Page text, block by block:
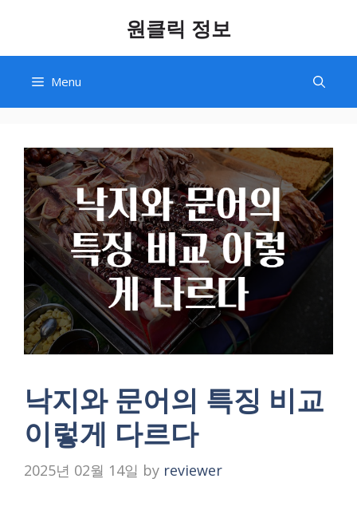
content
원클릭 정보
Menu
낙지와 문어의 특징 비교
이렇게 다르다
2025년 02월 14일 by reviewer